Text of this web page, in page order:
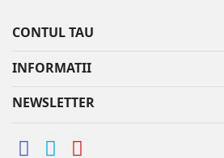
CONTUL TAU
INFORMATII
NEWSLETTER